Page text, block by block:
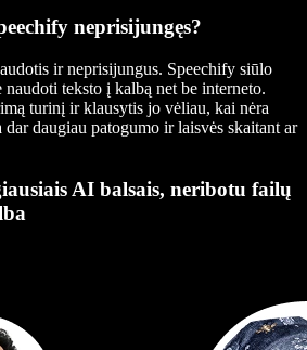
neprisijungęs?
ir neprisijungus. Speechify siūlo
teksto į kalbą net be interneto.
turinį ir klausytis jo vėliau, kai nėra
daugiau patogumo ir laisvės skaitant ar
AI balsais, neribotu failų